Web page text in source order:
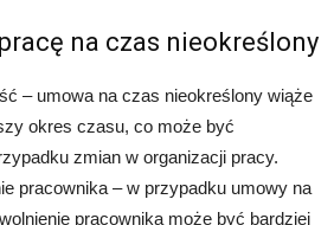
na czas nieokreślony
– umowa na czas nieokreślony wiąże
okres czasu, co może być
zmian w organizacji pracy.
pracownika – w przypadku umowy na
pracownika może być bardziej